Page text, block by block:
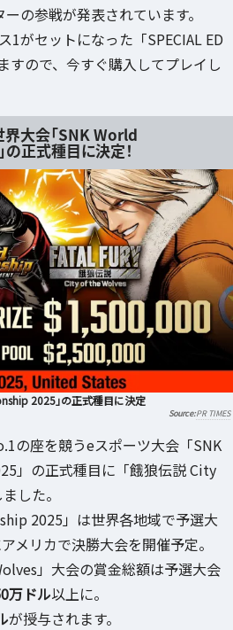
の参戦が発表されています。
1がセットになった「SPECIAL ED
すので、今すぐ購入してプレイし
界大会「SNK World
正式種目に決定！
2025」の正式種目に決定
PR TIMES
の座を競うeスポーツ大会「SNK
」の正式種目に「餓狼伝説 City
した。
2025」は世界各地域で予選大
メリカで決勝大会を開催予定。
」大会の賞金総額は予選大会
万ドル以上に。
が授与されます。